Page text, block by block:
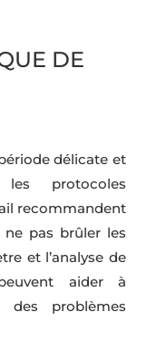
DE
délicate et
protocoles
recommandent
pas brûler les
et l’analyse de
aider à
problèmes